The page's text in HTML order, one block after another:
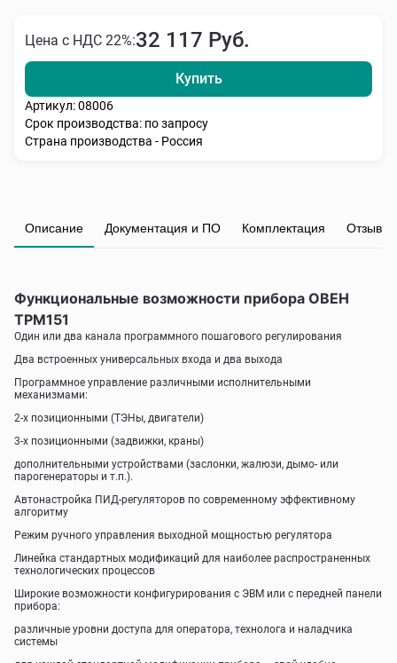
Цена с НДС 22%:32 117 Руб.
Купить
Артикул: 08006
Срок производства: по запросу
Страна производства - Россия
Описание Документация и ПО Комплектация Отзывы
Функциональные возможности прибора ОВЕН
ТРМ151
Один или два канала программного пошагового регулирования
Два встроенных универсальных входа и два выхода
Программное управление различными исполнительными
механизмами:
2-х позиционными (ТЭНы, двигатели)
3-х позиционными (задвижки, краны)
дополнительными устройствами (заслонки, жалюзи, дымо- или
парогенераторы и т.п.).
Автонастройка ПИД-регуляторов по современному эффективному
алгоритму
Режим ручного управления выходной мощностью регулятора
Линейка стандартных модификаций для наиболее распространенных
технологических процессов
Широкие возможности конфигурирования с ЭВМ или с передней панели
прибора:
различные уровни доступа для оператора, технолога и наладчика
системы